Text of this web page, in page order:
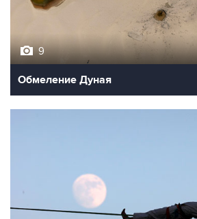
9
Обмеление Дуная